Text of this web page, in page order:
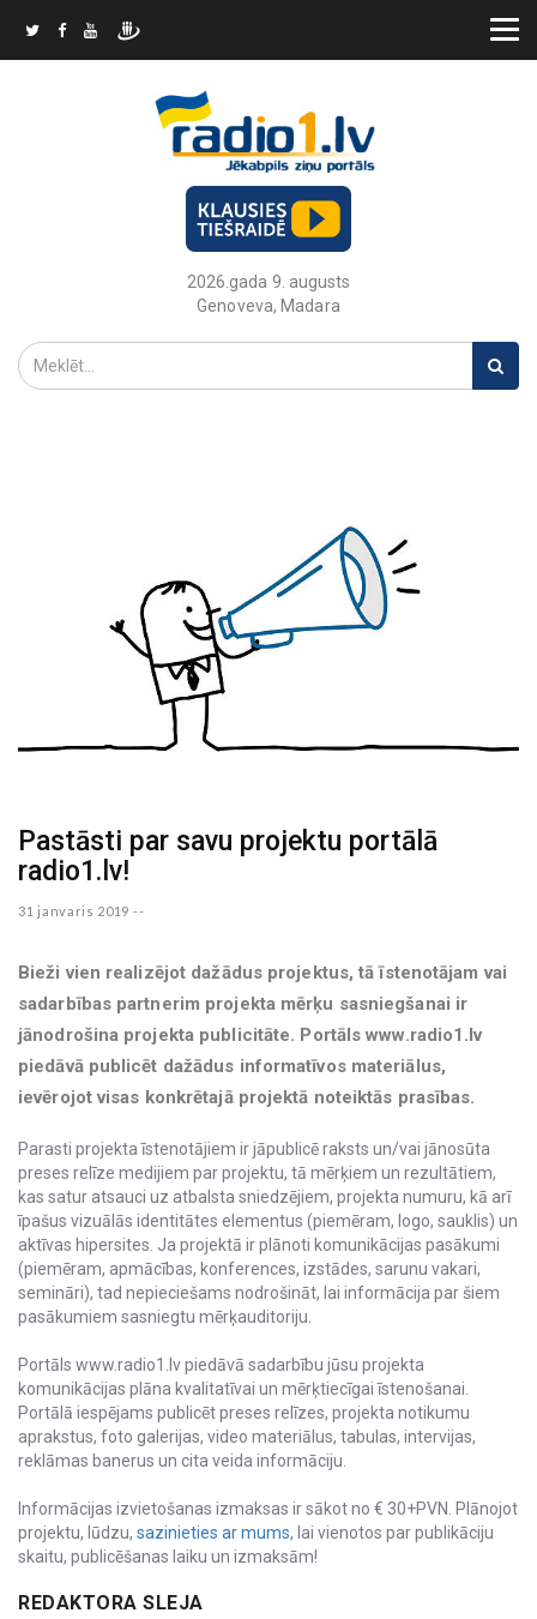
2026.gada 9. augusts
Genoveva, Madara
Pastāsti par savu projektu portālā
radio1.lv!
31 janvaris 2019 --
Bieži vien realizējot dažādus projektus, tā īstenotājam vai
sadarbības partnerim projekta mērķu sasniegšanai ir
jānodrošina projekta publicitāte. Portāls www.radio1.lv
piedāvā publicēt dažādus informatīvos materiālus,
ievērojot visas konkrētajā projektā noteiktās prasības.
Parasti projekta īstenotājiem ir jāpublicē raksts un/vai jānosūta
preses relīze medijiem par projektu, tā mērķiem un rezultātiem,
kas satur atsauci uz atbalsta sniedzējiem, projekta numuru, kā arī
īpašus vizuālās identitātes elementus (piemēram, logo, sauklis) un
aktīvas hipersites. Ja projektā ir plānoti komunikācijas pasākumi
(piemēram, apmācības, konferences, izstādes, sarunu vakari,
semināri), tad nepieciešams nodrošināt, lai informācija par šiem
pasākumiem sasniegtu mērķauditoriju.
Portāls www.radio1.lv piedāvā sadarbību jūsu projekta
komunikācijas plāna kvalitatīvai un mērķtiecīgai īstenošanai.
Portālā iespējams publicēt preses relīzes, projekta notikumu
aprakstus, foto galerijas, video materiālus, tabulas, intervijas,
reklāmas banerus un cita veida informāciju.
Informācijas izvietošanas izmaksas ir sākot no € 30+PVN. Plānojot
projektu, lūdzu, sazinieties ar mums, lai vienotos par publikāciju
skaitu, publicēšanas laiku un izmaksām!
REDAKTORA SLEJA